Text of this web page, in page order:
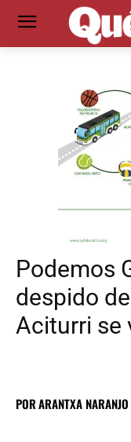
Podemos
despido
Aciturri se
PORARANTXA NARANJO